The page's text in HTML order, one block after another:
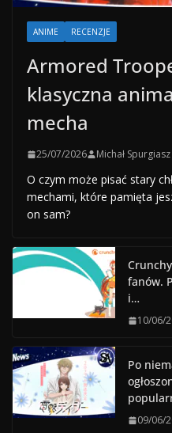
ANIME RECENZJE
Armored
klasyczna
mecha
25/07/2026 Michał Spurgiasz
O czym może pisać stary
mechami, które pamięta
on sam?
fanów.
i…
10/06/
Po
09/06/